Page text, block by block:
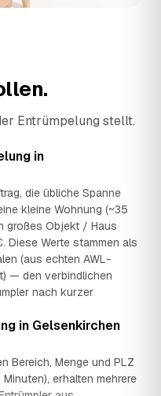
Entrümpelung stellt.
in
die übliche Spanne
kleine Wohnung (~35
großes Objekt / Haus
Diese Werte stammen als
(aus echten AWL-
— den verbindlichen
nach kurzer
in Gelsenkirchen
Bereich, Menge und PLZ
erhalten mehrere